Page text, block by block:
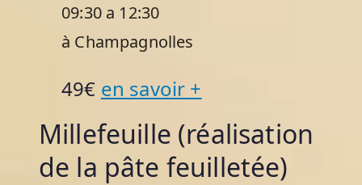
09:30 a 12:30
à Champagnolles
49€ en savoir +
Millefeuille (réalisation
de la pâte feuilletée)